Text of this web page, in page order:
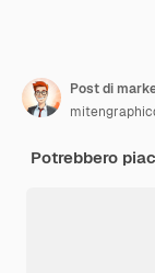
Post di
Potrebbero